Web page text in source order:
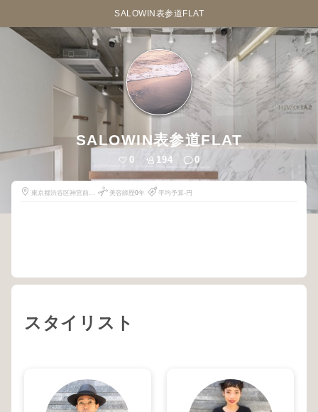
SALOWIN表参道FLAT
SALOWIN表参道FLAT
0 194 0
東京都渋谷区神宮前４
美容師歴0年 平均予算-円
スタイリスト